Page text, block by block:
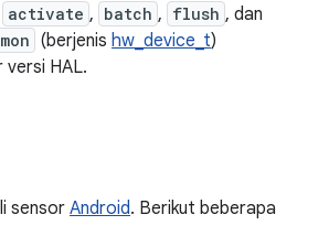
activate , batch , flush , dan
(berjenis hw_device_t)
versi HAL.
sensor Android. Berikut beberapa